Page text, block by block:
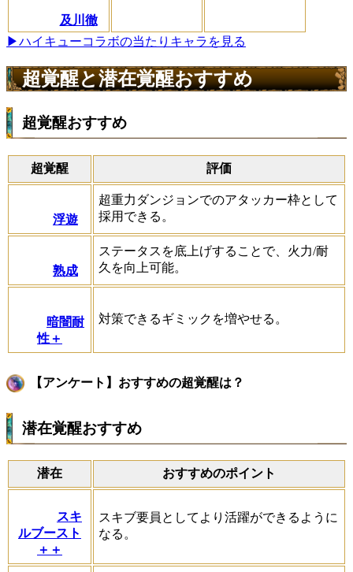
及川徹
▶ハイキューコラボの当たりキャラを見る
超覚醒と潜在覚醒おすすめ
超覚醒おすすめ
超覚醒 評価
浮遊
超重力ダンジョンでのアタッカー枠として
採用できる。
熟成
ステータスを底上げすることで、火力/耐
久を向上可能。
暗闇耐
性＋
対策できるギミックを増やせる。
【アンケート】おすすめの超覚醒は？
潜在覚醒おすすめ
潜在 おすすめのポイント
スキ
ルブースト
＋＋
スキブ要員としてより活躍ができるように
なる。